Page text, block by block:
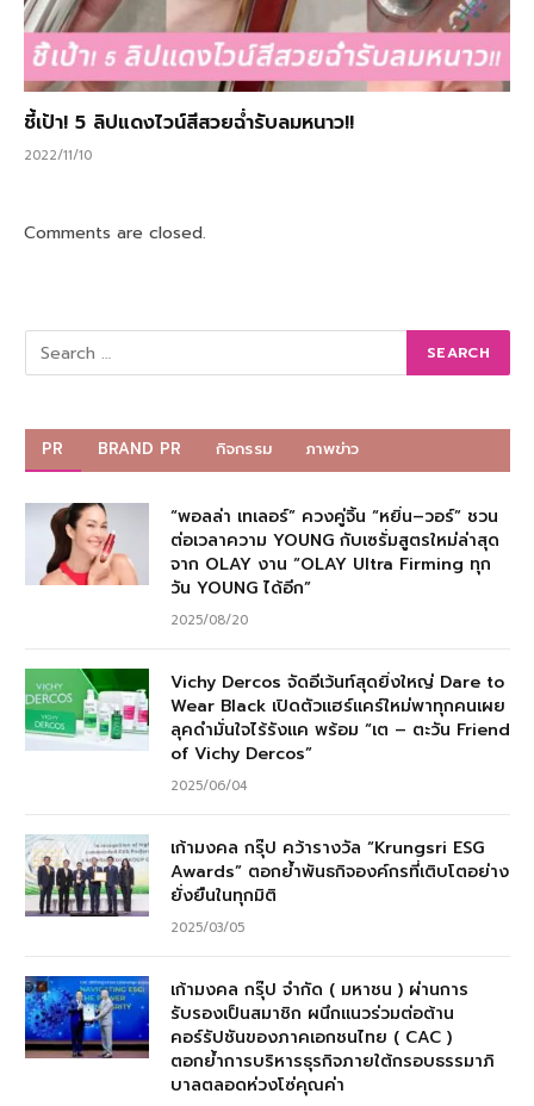
ชี้เป้า! 5 ลิปแดงไวน์สีสวยฉ่ำรับลมหนาว!!
2022/11/10
Comments are closed.
PR BRAND PR กิจกรรม ภาพข่าว
“พอลล่า เทเลอร์” ควงคู่จิ้น “หยิ่น–วอร์” ชวน
ต่อเวลาความ YOUNG กับเซรั่มสูตรใหม่ล่าสุด
จาก OLAY งาน “OLAY Ultra Firming ทุก
วัน YOUNG ได้อีก”
2025/08/20
Vichy Dercos จัดอีเว้นท์สุดยิ่งใหญ่ Dare to
Wear Black เปิดตัวแฮร์แคร์ใหม่พาทุกคนเผย
ลุคดำมั่นใจไร้รังแค พร้อม “เต – ตะวัน Friend
of Vichy Dercos”
2025/06/04
เก้ามงคล กรุ๊ป คว้ารางวัล “Krungsri ESG
Awards” ตอกย้ำพันธกิจองค์กรที่เติบโตอย่าง
ยั่งยืนในทุกมิติ
2025/03/05
เก้ามงคล กรุ๊ป จำกัด ( มหาชน ) ผ่านการ
รับรองเป็นสมาชิก ผนึกแนวร่วมต่อต้าน
คอร์รัปชันของภาคเอกชนไทย ( CAC )
ตอกย้ำการบริหารธุรกิจภายใต้กรอบธรรมาภิ
บาลตลอดห่วงโซ่คุณค่า